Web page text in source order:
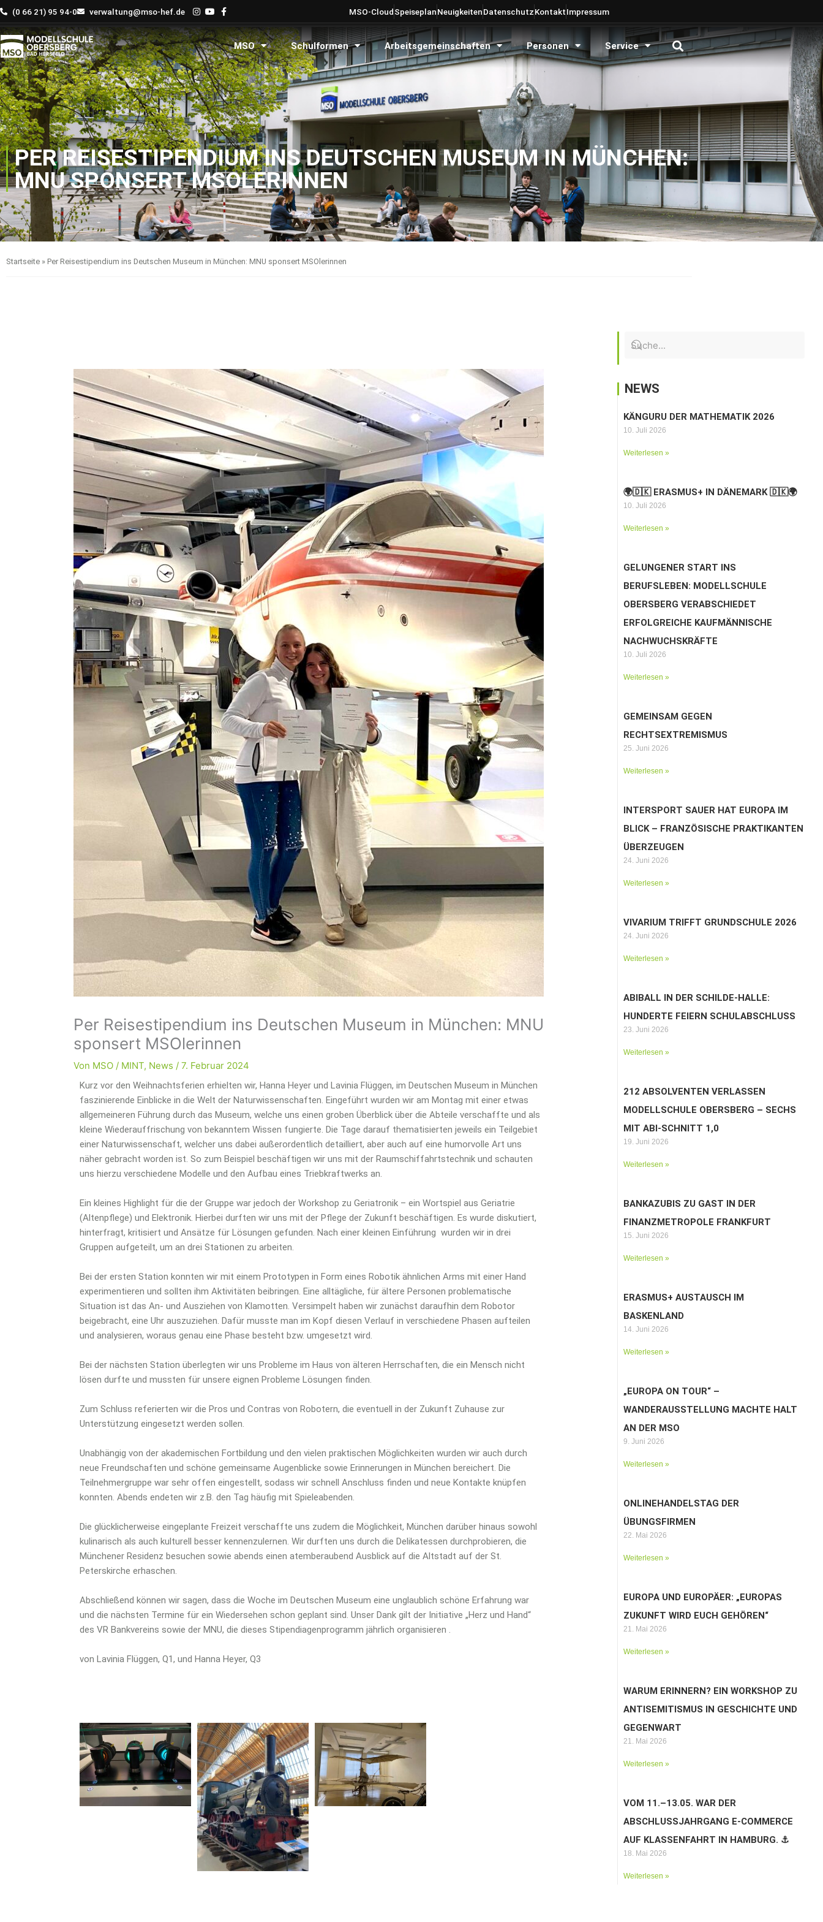
Zum
Inhalt
springen
(0 66 21) 95 94-0 verwaltung@mso-hef.de MSO-CloudSpeiseplanNeuigkeitenDatenschutzKontaktImpressum
MSO Schulformen Arbeitsgemeinschaften Personen Service
PER REISESTIPENDIUM INS DEUTSCHEN MUSEUM IN MÜNCHEN:
MNU SPONSERT MSOLERINNEN
Startseite » Per Reisestipendium ins Deutschen Museum in München: MNU sponsert MSOlerinnen
Per Reisestipendium ins Deutschen Museum in München: MNU
sponsert MSOlerinnen
Von MSO / MINT, News /7. Februar 2024
Kurz vor den Weihnachtsferien erhielten wir, Hanna Heyer und Lavinia Flüggen, im Deutschen Museum in München
faszinierende Einblicke in die Welt der Naturwissenschaften. Eingeführt wurden wir am Montag mit einer etwas
allgemeineren Führung durch das Museum, welche uns einen groben Überblick über die Abteile verschaffte und als
kleine Wiederauffrischung von bekanntem Wissen fungierte. Die Tage darauf thematisierten jeweils ein Teilgebiet
einer Naturwissenschaft, welcher uns dabei außerordentlich detailliert, aber auch auf eine humorvolle Art uns
näher gebracht worden ist. So zum Beispiel beschäftigen wir uns mit der Raumschiffahrtstechnik und schauten
uns hierzu verschiedene Modelle und den Aufbau eines Triebkraftwerks an.
Ein kleines Highlight für die der Gruppe war jedoch der Workshop zu Geriatronik – ein Wortspiel aus Geriatrie
(Altenpflege) und Elektronik. Hierbei durften wir uns mit der Pflege der Zukunft beschäftigen. Es wurde diskutiert,
hinterfragt, kritisiert und Ansätze für Lösungen gefunden. Nach einer kleinen Einführung wurden wir in drei
Gruppen aufgeteilt, um an drei Stationen zu arbeiten.
Bei der ersten Station konnten wir mit einem Prototypen in Form eines Robotik ähnlichen Arms mit einer Hand
experimentieren und sollten ihm Aktivitäten beibringen. Eine alltägliche, für ältere Personen problematische
Situation ist das An- und Ausziehen von Klamotten. Versimpelt haben wir zunächst daraufhin dem Robotor
beigebracht, eine Uhr auszuziehen. Dafür musste man im Kopf diesen Verlauf in verschiedene Phasen aufteilen
und analysieren, woraus genau eine Phase besteht bzw. umgesetzt wird.
Bei der nächsten Station überlegten wir uns Probleme im Haus von älteren Herrschaften, die ein Mensch nicht
lösen durfte und mussten für unsere eignen Probleme Lösungen finden.
Zum Schluss referierten wir die Pros und Contras von Robotern, die eventuell in der Zukunft Zuhause zur
Unterstützung eingesetzt werden sollen.
Unabhängig von der akademischen Fortbildung und den vielen praktischen Möglichkeiten wurden wir auch durch
neue Freundschaften und schöne gemeinsame Augenblicke sowie Erinnerungen in München bereichert. Die
Teilnehmergruppe war sehr offen eingestellt, sodass wir schnell Anschluss finden und neue Kontakte knüpfen
konnten. Abends endeten wir z.B. den Tag häufig mit Spieleabenden.
Die glücklicherweise eingeplante Freizeit verschaffte uns zudem die Möglichkeit, München darüber hinaus sowohl
kulinarisch als auch kulturell besser kennenzulernen. Wir durften uns durch die Delikatessen durchprobieren, die
Münchener Residenz besuchen sowie abends einen atemberaubend Ausblick auf die Altstadt auf der St.
Peterskirche erhaschen.
Abschließend können wir sagen, dass die Woche im Deutschen Museum eine unglaublich schöne Erfahrung war
und die nächsten Termine für ein Wiedersehen schon geplant sind. Unser Dank gilt der Initiative „Herz und Hand“
des VR Bankvereins sowie der MNU, die dieses Stipendiagenprogramm jährlich organisieren .
von Lavinia Flüggen, Q1, und Hanna Heyer, Q3
NEWS
KÄNGURU DER MATHEMATIK 2026
10. Juli 2026
Weiterlesen »
🌍🇩🇰 ERASMUS+ IN DÄNEMARK 🇩🇰🌍
10. Juli 2026
Weiterlesen »
GELUNGENER START INS
BERUFSLEBEN: MODELLSCHULE
OBERSBERG VERABSCHIEDET
ERFOLGREICHE KAUFMÄNNISCHE
NACHWUCHSKRÄFTE
10. Juli 2026
Weiterlesen »
GEMEINSAM GEGEN
RECHTSEXTREMISMUS
25. Juni 2026
Weiterlesen »
INTERSPORT SAUER HAT EUROPA IM
BLICK – FRANZÖSISCHE PRAKTIKANTEN
ÜBERZEUGEN
24. Juni 2026
Weiterlesen »
VIVARIUM TRIFFT GRUNDSCHULE 2026
24. Juni 2026
Weiterlesen »
ABIBALL IN DER SCHILDE-HALLE:
HUNDERTE FEIERN SCHULABSCHLUSS
23. Juni 2026
Weiterlesen »
212 ABSOLVENTEN VERLASSEN
MODELLSCHULE OBERSBERG – SECHS
MIT ABI-SCHNITT 1,0
19. Juni 2026
Weiterlesen »
BANKAZUBIS ZU GAST IN DER
FINANZMETROPOLE FRANKFURT
15. Juni 2026
Weiterlesen »
ERASMUS+ AUSTAUSCH IM
BASKENLAND
14. Juni 2026
Weiterlesen »
„EUROPA ON TOUR“ –
WANDERAUSSTELLUNG MACHTE HALT
AN DER MSO
9. Juni 2026
Weiterlesen »
ONLINEHANDELSTAG DER
ÜBUNGSFIRMEN
22. Mai 2026
Weiterlesen »
EUROPA UND EUROPÄER: „EUROPAS
ZUKUNFT WIRD EUCH GEHÖREN“
21. Mai 2026
Weiterlesen »
WARUM ERINNERN? EIN WORKSHOP ZU
ANTISEMITISMUS IN GESCHICHTE UND
GEGENWART
21. Mai 2026
Weiterlesen »
VOM 11.–13.05. WAR DER
ABSCHLUSSJAHRGANG E-COMMERCE
AUF KLASSENFAHRT IN HAMBURG. ⚓️
18. Mai 2026
Weiterlesen »